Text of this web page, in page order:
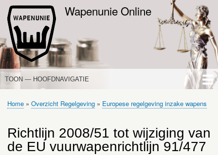
Overslaan
en
Wapenunie Online
HOOFDNAVIGATIE
TOON — HOOFDNAVIGATIE
HOME
NIEUWS
DE WAPENWET
STANDPUNTEN
PORTALEN
OVER WAPENUNIE
Kruimelpad
Home Overzicht Regelgeving Europese regelgeving inzake wapens
Richtlijn 2008/51 tot wijziging van
de EU vuurwapenrichtlijn 91/477